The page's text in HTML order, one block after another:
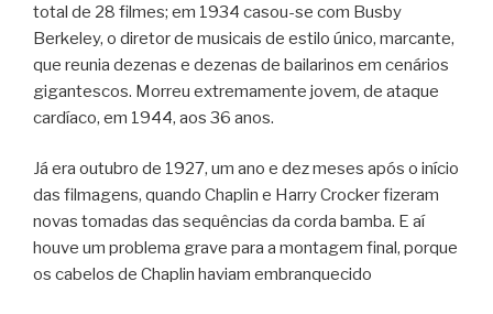
total de 28 filmes; em 1934 casou-se com Busby
Berkeley, o diretor de musicais de estilo único, marcante,
que reunia dezenas e dezenas de bailarinos em cenários
gigantescos. Morreu extremamente jovem, de ataque
cardíaco, em 1944, aos 36 anos.
Já era outubro de 1927, um ano e dez meses após o início
das filmagens, quando Chaplin e Harry Crocker fizeram
novas tomadas das sequências da corda bamba. E aí
houve um problema grave para a montagem final, porque
os cabelos de Chaplin haviam embranquecido